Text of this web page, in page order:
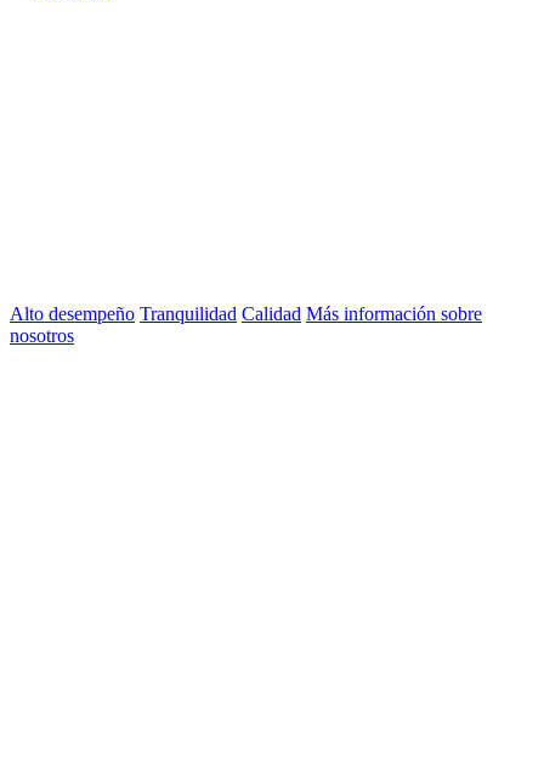
Alto desempeño Tranquilidad Calidad Más información sobre
nosotros